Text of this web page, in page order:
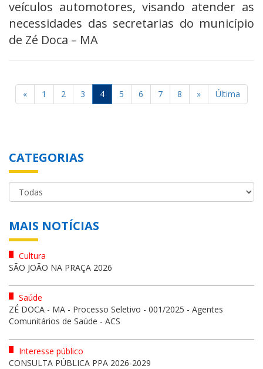
veículos automotores, visando atender as
necessidades das secretarias do município
de Zé Doca – MA
« 1 2 3 4 5 6 7 8 » Última
CATEGORIAS
MAIS NOTÍCIAS
Cultura
SÃO JOÃO NA PRAÇA 2026
Saúde
ZÉ DOCA - MA - Processo Seletivo - 001/2025 - Agentes
Comunitários de Saúde - ACS
Interesse público
CONSULTA PÚBLICA PPA 2026-2029